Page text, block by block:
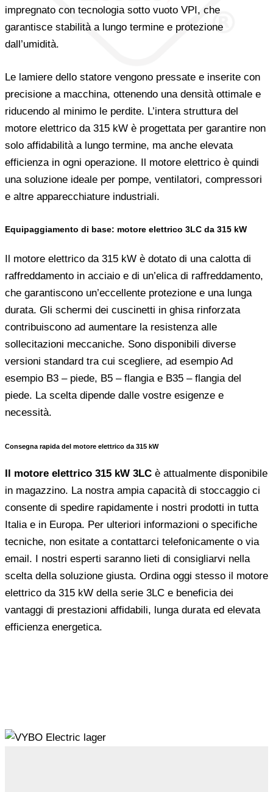
impregnato con tecnologia sotto vuoto VPI, che
garantisce stabilità a lungo termine e protezione
dall’umidità.
Le lamiere dello statore vengono pressate e inserite con
precisione a macchina, ottenendo una densità ottimale e
riducendo al minimo le perdite. L’intera struttura del
motore elettrico da 315 kW è progettata per garantire non
solo affidabilità a lungo termine, ma anche elevata
efficienza in ogni operazione. Il motore elettrico è quindi
una soluzione ideale per pompe, ventilatori, compressori
e altre apparecchiature industriali.
Equipaggiamento di base: motore elettrico 3LC da 315 kW
Il motore elettrico da 315 kW è dotato di una calotta di
raffreddamento in acciaio e di un’elica di raffreddamento,
che garantiscono un’eccellente protezione e una lunga
durata. Gli schermi dei cuscinetti in ghisa rinforzata
contribuiscono ad aumentare la resistenza alle
sollecitazioni meccaniche. Sono disponibili diverse
versioni standard tra cui scegliere, ad esempio Ad
esempio B3 – piede, B5 – flangia e B35 – flangia del
piede. La scelta dipende dalle vostre esigenze e
necessità.
Consegna rapida del motore elettrico da 315 kW
Il motore elettrico 315 kW 3LC è attualmente disponibile
in magazzino. La nostra ampia capacità di stoccaggio ci
consente di spedire rapidamente i nostri prodotti in tutta
Italia e in Europa. Per ulteriori informazioni o specifiche
tecniche, non esitate a contattarci telefonicamente o via
email. I nostri esperti saranno lieti di consigliarvi nella
scelta della soluzione giusta. Ordina oggi stesso il motore
elettrico da 315 kW della serie 3LC e beneficia dei
vantaggi di prestazioni affidabili, lunga durata ed elevata
efficienza energetica.